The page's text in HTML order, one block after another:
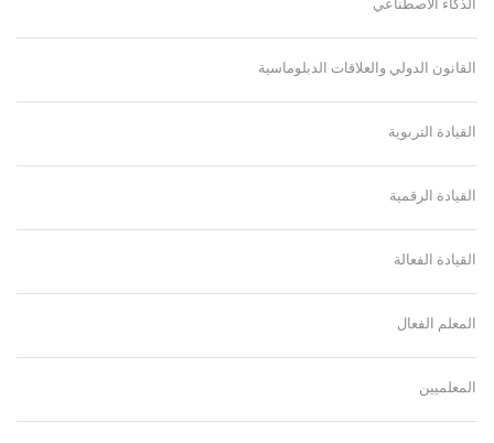
القانون الدولي والعلاقات الدبلوماسية
القيادة التربوية
القيادة الرقمية
القيادة الفعالة
المعلم الفعال
المعلميين